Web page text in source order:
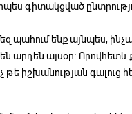
գիտակցված
պահում ենք այնպես,
արդեն այսօր։
թե իշխանության գալուց